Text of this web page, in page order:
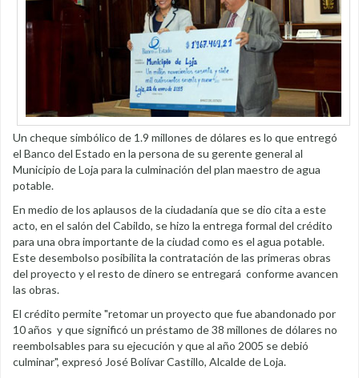
Un cheque simbólico de 1.9 millones de dólares es lo que entregó
el Banco del Estado en la persona de su gerente general al
Municipio de Loja para la culminación del plan maestro de agua
potable.
En medio de los aplausos de la ciudadanía que se dio cita a este
acto, en el salón del Cabildo, se hizo la entrega formal del crédito
para una obra importante de la ciudad como es el agua potable.
Este desembolso posibilita la contratación de las primeras obras
del proyecto y el resto de dinero se entregará conforme avancen
las obras.
El crédito permite "retomar un proyecto que fue abandonado por
10 años y que significó un préstamo de 38 millones de dólares no
reembolsables para su ejecución y que al año 2005 se debió
culminar", expresó José Bolívar Castillo, Alcalde de Loja.